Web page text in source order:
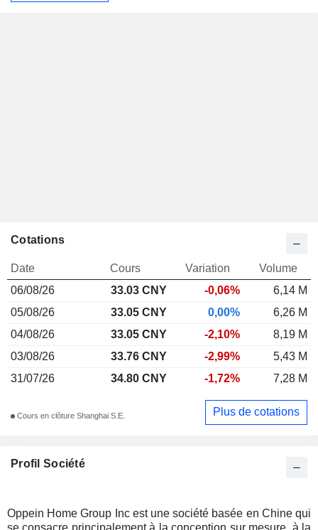
Profil Société
Oppein Home Group Inc est une société basée en Chine qui
se consacre principalement à la conception sur mesure, à la
Cotations
Date Cours Variation
Volume
06/08/26
33.03 CNY -0,06%
6,14 M
05/08/26
33.05 CNY 0,00%
6,26 M
04/08/26
33.05 CNY -2,10%
8,19 M
03/08/26
33.76 CNY -2,99%
5,43 M
31/07/26
34.80 CNY -1,72% 7,28 M
Cours en clôture Shanghai S.E. Plus de cotations